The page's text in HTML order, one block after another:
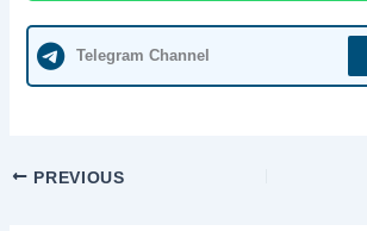
Telegram Channel
PREVIOUS